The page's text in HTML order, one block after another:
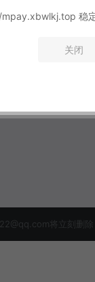
将立刻
稳
关闭